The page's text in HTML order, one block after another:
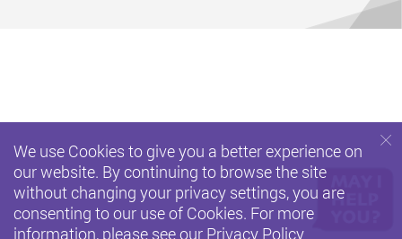
We use Cookies to give you a better experience on
our website. By continuing to browse the site
without changing your privacy settings, you are
consenting to our use of Cookies. For more
information, please see our Privacy Policy